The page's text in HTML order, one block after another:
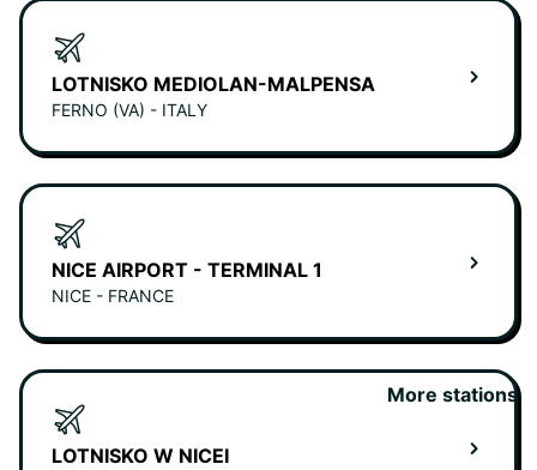
LOTNISKO MEDIOLAN-MALPENSA
FERNO (VA) - ITALY
NICE AIRPORT - TERMINAL 1
NICE - FRANCE
LOTNISKO W NICEI
More stations